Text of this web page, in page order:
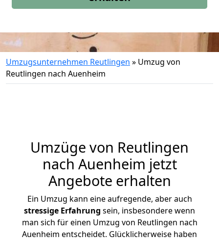
Umzugsunternehmen Reutlingen » Umzug von
Reutlingen nach Auenheim
Umzüge von Reutlingen
nach Auenheim jetzt
Angebote erhalten
Ein Umzug kann eine aufregende, aber auch
stressige Erfahrung sein, insbesondere wenn
man sich für einen Umzug von Reutlingen nach
Auenheim entscheidet. Glücklicherweise haben